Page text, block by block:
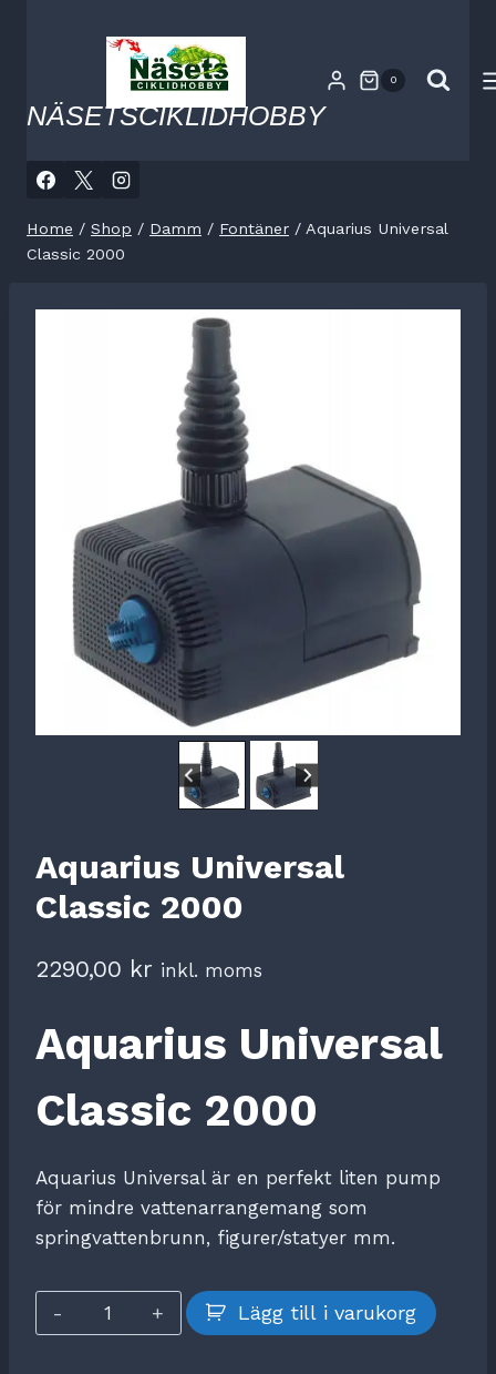
NÄSETSCIKLIDHOBBY
0
Home / Shop / Damm / Fontäner / Aquarius Universal
Classic 2000
Aquarius Universal
Classic 2000
2290,00 kr inkl. moms
Aquarius Universal
Classic 2000
Aquarius Universal är en perfekt liten pump
för mindre vattenarrangemang som
springvattenbrunn, figurer/statyer mm.
Aquarius
Universal
Lägg till i varukorg